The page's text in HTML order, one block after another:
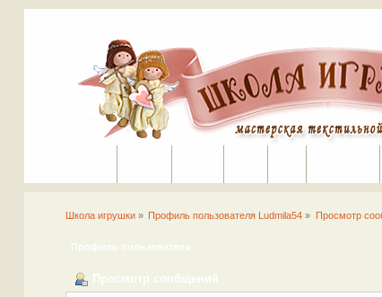
Школа игрушки » Профиль пользователя Ludmila54 » Просмотр
Профиль пользователя
Просмотр сообщений